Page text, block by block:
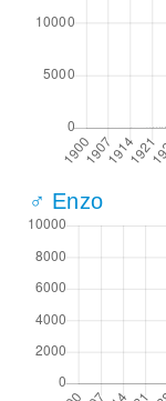
♂ Enzo